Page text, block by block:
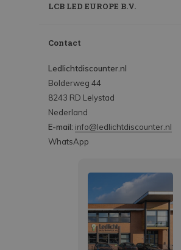
LCB LED EUROPE B.V.
Contact
Ledlichtdiscounter.nl
Bolderweg 44
8243 RD Lelystad
Nederland
E-mail: info@ledlichtdiscounter.nl
WhatsApp